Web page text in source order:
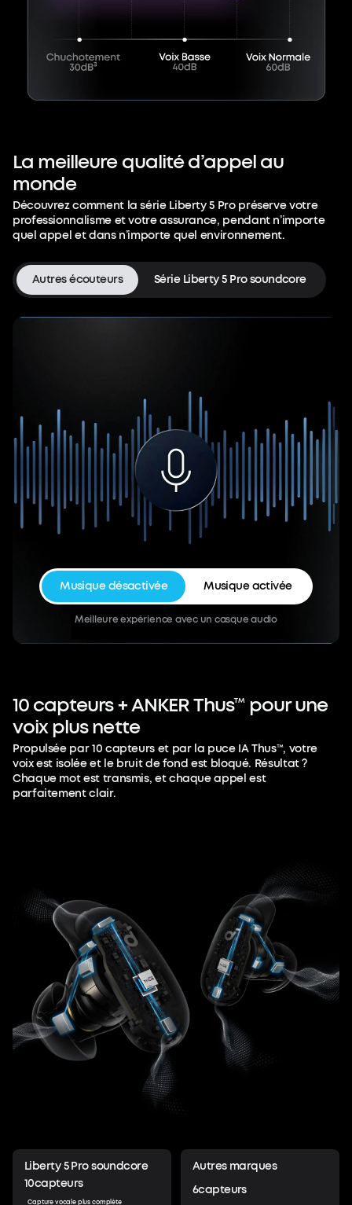
La meilleure qualitéd’appelau
monde
Découvrez comment la série Liberty 5 Pro préserve votre
professionnalisme et votre assurance, pendant n’importe
quel appel et dans n’importe quel environnement.
Autres écouteurs Série Liberty 5 Pro soundcore
Musique désactivée Musique activée
Meilleure expérience avec un casque audio
10capteurs+ANKERThus™pourune
voixplusnette
Propulsée par 10 capteurs et par la puce IA Thus™, votre
voix est isolée et le bruit de fond est bloqué. Résultat ?
Chaque mot est transmis, et chaque appel est
parfaitement clair.
Liberty 5 Pro soundcore
10capteurs
Capture vocale plus complète
Autres marques
6capteurs